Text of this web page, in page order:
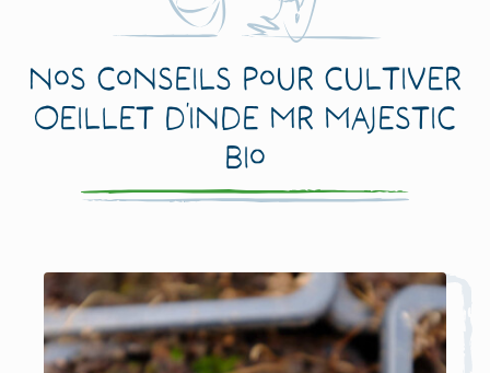
Nos conseils pour cultiver
Oeillet d’Inde Mr Majestic
Bio